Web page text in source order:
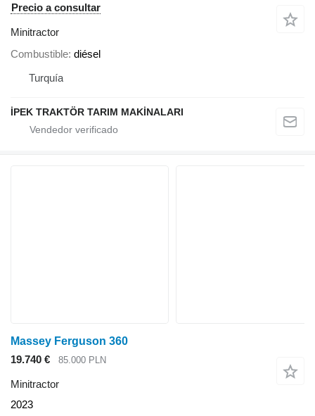
Precio a consultar
Minitractor
Combustible diésel
Turquía
İPEK TRAKTÖR TARIM MAKİNALARI
Massey Ferguson 360
19.740 €
85.000 PLN
Minitractor
2023